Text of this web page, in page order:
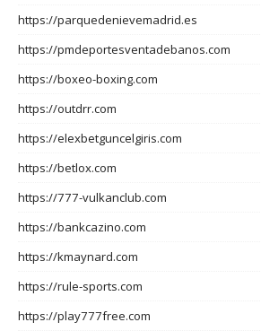
https://parquedenievemadrid.es
https://pmdeportesventadebanos.com
https://boxeo-boxing.com
https://outdrr.com
https://elexbetguncelgiris.com
https://betlox.com
https://777-vulkanclub.com
https://bankcazino.com
https://kmaynard.com
https://rule-sports.com
https://play777free.com